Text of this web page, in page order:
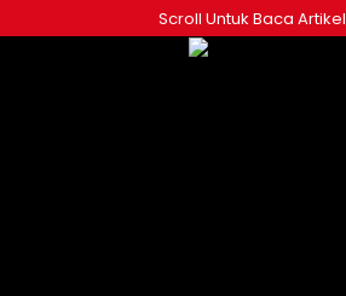
ke
Scroll Untuk Baca Artikel